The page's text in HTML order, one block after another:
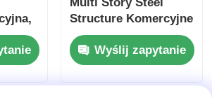
hala
Structure Komercyjne
biurowce
Wyślij zapytanie